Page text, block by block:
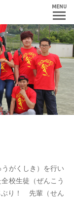
MENU
がくしき）を行い
校生徒（ぜんこう
ぶり！ 先輩（せん